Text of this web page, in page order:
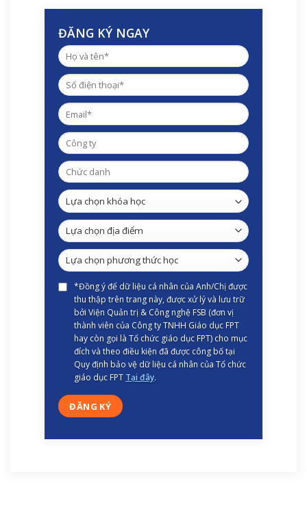
ĐĂNG KÝ NGAY
*Đồng ý để dữ liệu cá nhân của Anh/Chị được
thu thập trên trang này, được xử lý và lưu trữ
bởi Viện Quản trị & Công nghệ FSB (đơn vị
thành viên của Công ty TNHH Giáo dục FPT
hay còn gọi là Tổ chức giáo dục FPT) cho mục
đích và theo điều kiện đã được công bố tại
Quy định bảo vệ dữ liệu cá nhân của Tổ chức
giáo dục FPT Tại đây.